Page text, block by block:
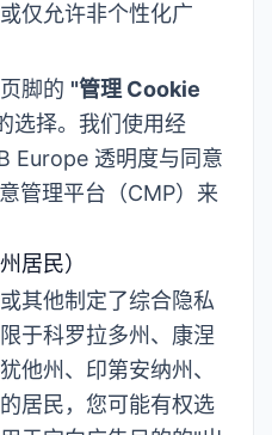
仅允许非个性化广
脚的 "管理 Cookie
选择。我们使用经
Europe 透明度与同意
管理平台（CMP）来
居民）
其他制定了综合隐私
于科罗拉多州、康涅
他州、印第安纳州、
居民，您可能有权选